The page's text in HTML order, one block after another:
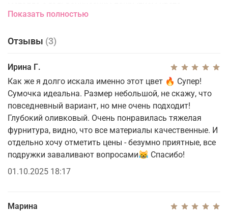
античного золота и спиралевидными деталями.
включает карман-перегородку на молнии и плоский
карман. Плечевой ремень длиной 110 см представляет
цепочки с круглыми звеньями и практичного
наплечника из кожи наппа.
Состав:
Подкладка: Хлопок 50% Полиуретан 50%
Наружный материал: Овечья кожа 100%
Аксессуар: ЦАМ 100%
Размер:
Высота: 16 cm
Ширина: 8 cm
Показать полностью
Отзывы (3)
Ирина Г.
Как же я долго искала именно этот цвет 🔥 Супер!
Сумочка идеальна. Размер небольшой, не скажу, что
повседневный вариант, но мне очень подходит!
Глубокий оливковый. Очень понравилась тяжелая
фурнитура, видно, что все материалы качественные. И
отдельно хочу отметить цены - безумно приятные, все
подружки заваливают вопросами😹 Спасибо!
01.10.2025 18:17
Марина